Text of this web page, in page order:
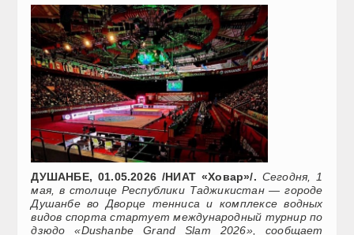
ДУШАНБЕ, 01.05.2026 /НИАТ «Ховар»/. Сегодня, 1
мая, в столице Республики Таджикистан — городе
Душанбе во Дворце тенниса и комплексе водных
видов спорта стартует международный турнир по
дзюдо «Dushanbe Grand Slam 2026», сообщает